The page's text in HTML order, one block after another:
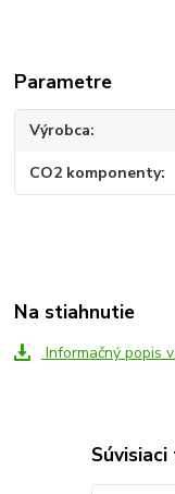
Parametre
Výrobca
CO2 komponenty
Na stiahnutie
Informačný popis